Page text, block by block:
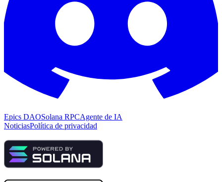
Epics DAOSolana RPCAgente de IA
NoticiasPolítica de privacidad